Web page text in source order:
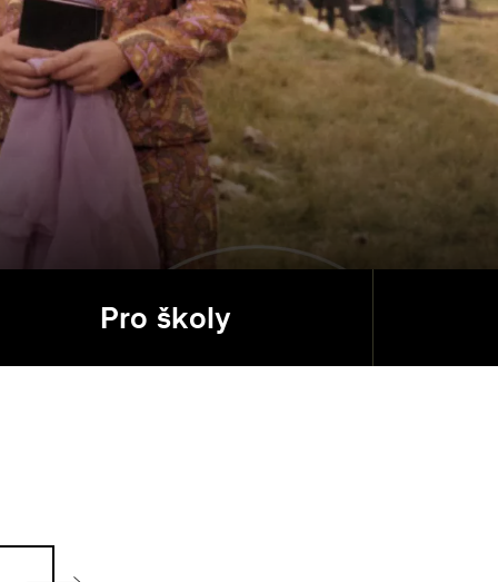
Pro školy